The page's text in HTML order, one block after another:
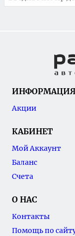
ИНФОРМАЦИЯ
Акции
КАБИНЕТ
Мой Аккаунт
Баланс
Счета
О НАС
Контакты
Помощь по